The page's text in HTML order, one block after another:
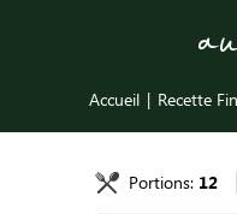
Accueil Recette
Portions: 12